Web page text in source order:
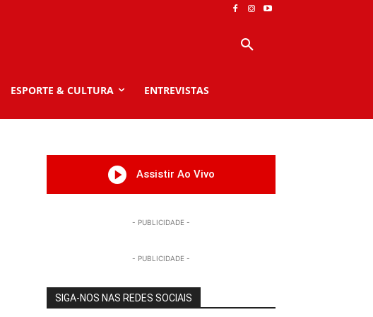
ESPORTE & CULTURA ENTREVISTAS
Assistir Ao Vivo
- PUBLICIDADE -
- PUBLICIDADE -
SIGA-NOS NAS REDES SOCIAIS